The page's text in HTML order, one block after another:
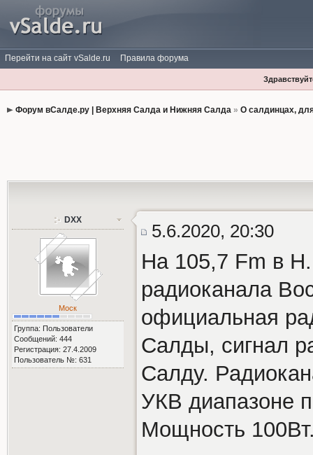
Перейти на сайт vSalde.ru Правила форума
Форум вСалде.ру | Верхняя Салда и Нижняя Салда» О салдинцах,
DXX
Моск
Группа: Пользователи
Сообщений: 444
Регистрация: 27.4.2009
Пользователь №: 631
5.6.2020, 20:30
На 105,7 Fm в
радиоканала
официальная
Салды, сигнал
Салду.
УКВ диапазоне
Мощность